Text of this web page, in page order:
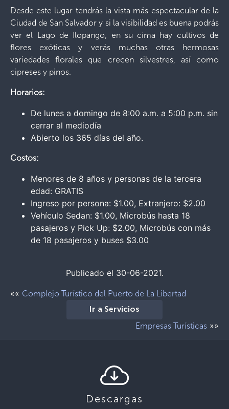
Desde este lugar tendrás la vista más espectacular de la
Ciudad de San Salvador y si la visibilidad es buena podrás
ver el Lago de Ilopango, en su cima hay cultivos de
flores exóticas y verás muchas otras hermosas
variedades florales que crecen silvestres, así como
cipreses y pinos.
Horarios:
De lunes a domingo de 8:00 a.m. a 5:00 p.m. sin
cerrar al mediodía
Abierto los 365 días del año.
Costos:
Menores de 8 años y personas de la tercera
edad: GRATIS
Ingreso por persona: $1.00, Extranjero: $2.00
Vehículo Sedan: $1.00, Microbús hasta 18
pasajeros y Pick Up: $2.00, Microbús con más
de 18 pasajeros y buses $3.00
Publicado el 30-06-2021.
«« Complejo Turístico del Puerto de La Libertad
Ir a Servicios
Empresas Turísticas »»
Descargas